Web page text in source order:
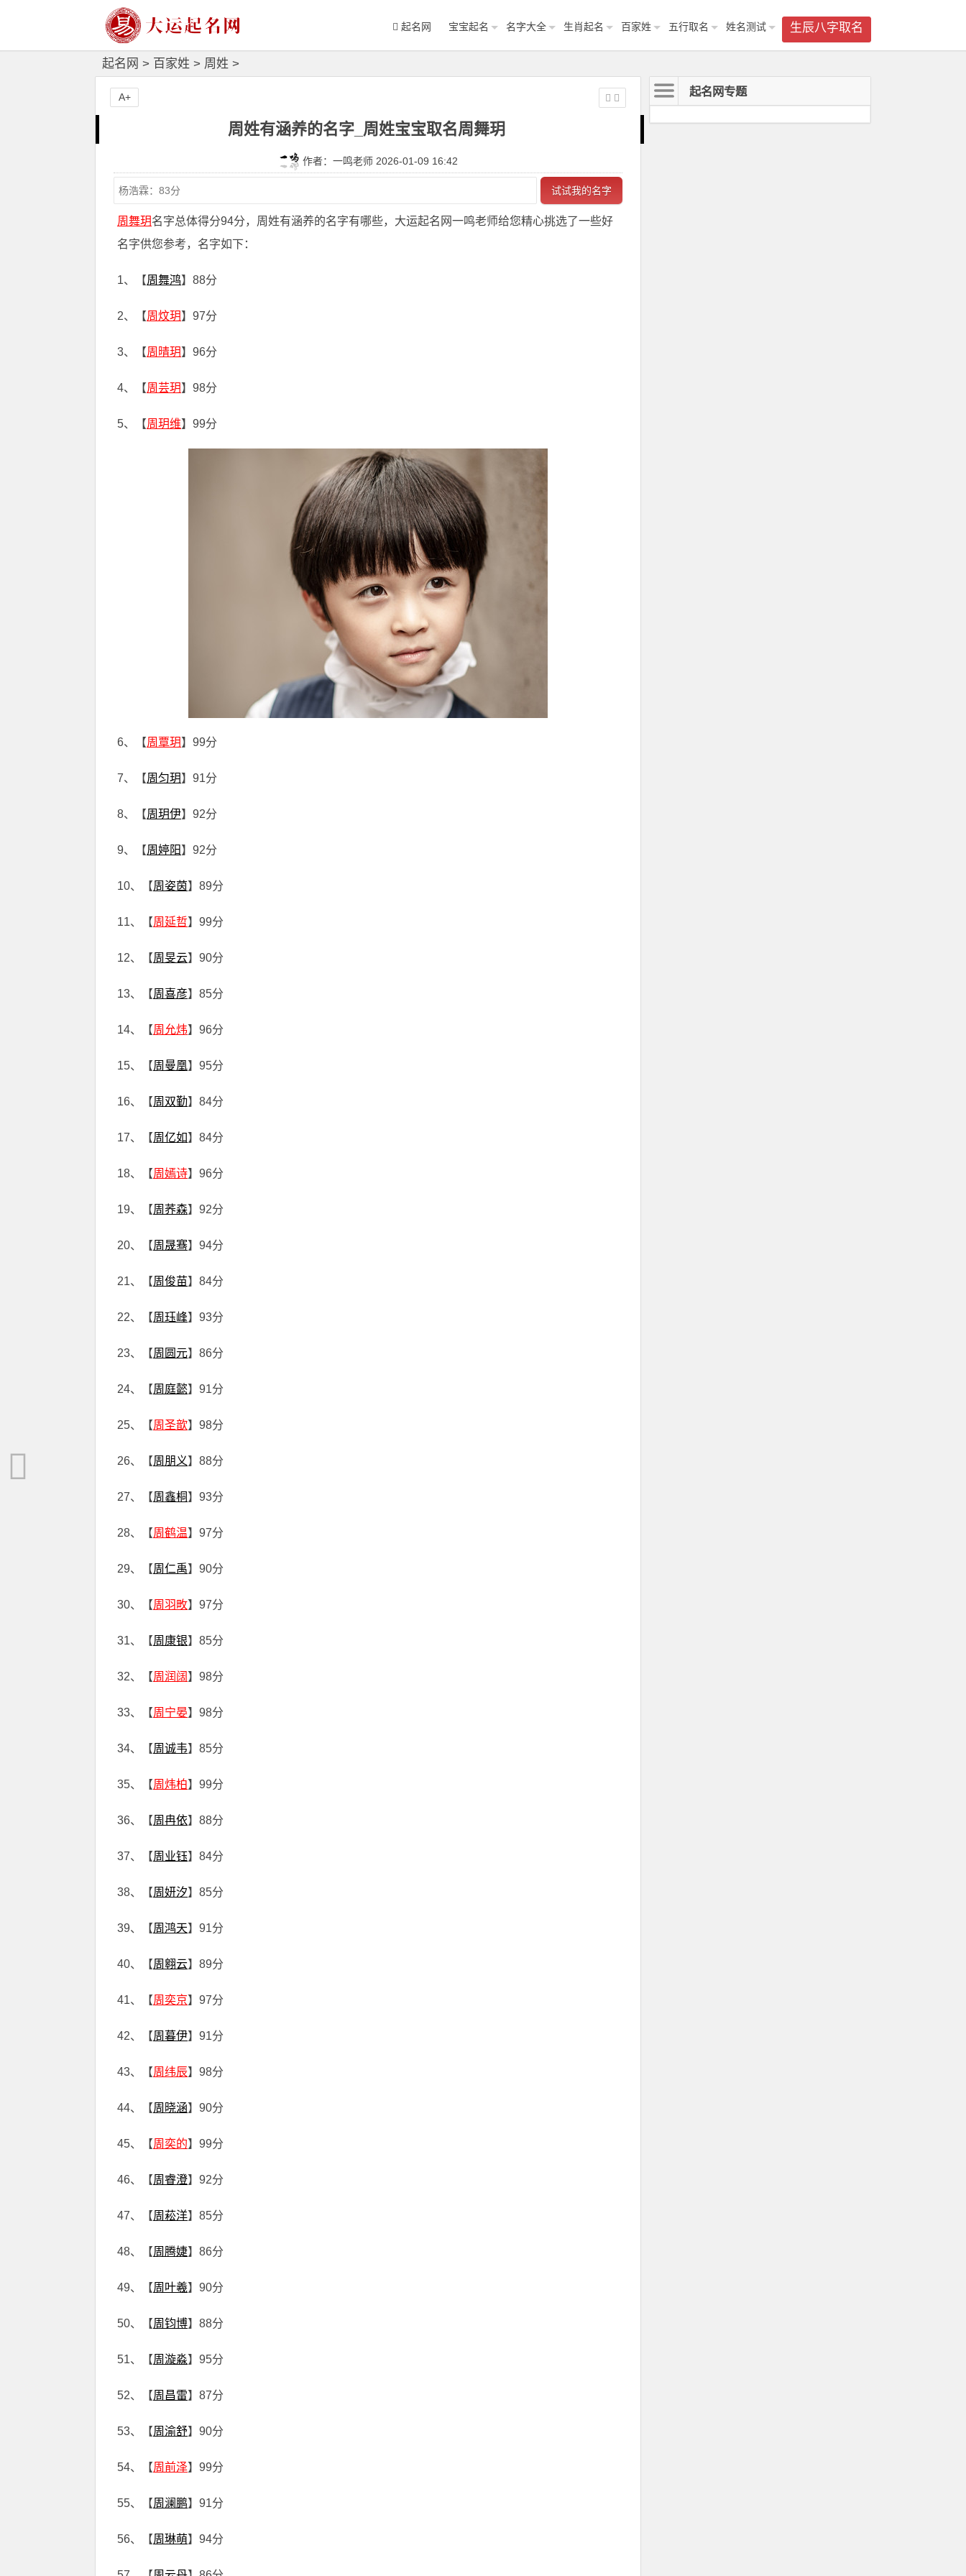
生辰八字取名
起名网 宝宝起名 名字大全 生肖起名 百家姓 五行取名 姓名测试
起名网 > 百家姓 > 周姓 >
周姓有涵养的名字_周姓宝宝取名周舞玥
作者：一鸣老师 2026-01-09 16:42
试试我的名字
周舞玥名字总体得分94分，周姓有涵养的名字有哪些，大运起名网一鸣老师给您精心挑选了一些好
名字供您参考，名字如下：
1、【周舞鸿】88分
2、【周炆玥】97分
3、【周晴玥】96分
4、【周芸玥】98分
5、【周玥维】99分
6、【周覃玥】99分
7、【周匀玥】91分
8、【周玥伊】92分
9、【周婷阳】92分
10、【周姿茵】89分
11、【周延哲】99分
12、【周旻云】90分
13、【周喜彦】85分
14、【周允炜】96分
15、【周曼凰】95分
16、【周双勤】84分
17、【周亿如】84分
18、【周嫣诗】96分
19、【周荞森】92分
20、【周晟骞】94分
21、【周俊苗】84分
22、【周珏峰】93分
23、【周圆元】86分
24、【周庭懿】91分
25、【周圣歆】98分
26、【周朋义】88分
27、【周鑫桐 】93分
28、【周鹤温】97分
29、【周仁禹】90分
30、【周羽畋】97分
31、【周康银】85分
32、【周润阔 】98分
33、【周宁晏】98分
34、【周诚韦】85分
35、【周炜柏】99分
36、【周冉依】88分
37、【周业钰】84分
38、【周妍汐】85分
39、【周鸿天】91分
40、【周翱云】89分
41、【周奕京】97分
42、【周暮伊】91分
43、【周纬辰】98分
44、【周晓涵】90分
45、【周奕的】99分
46、【周睿澄】92分
47、【周菘洋】85分
48、【周腾婕】86分
49、【周叶羲】90分
50、【周钧博】88分
51、【周漩淼】95分
52、【周昌雷】87分
53、【周渝舒】90分
54、【周前泽】99分
55、【周澜鹏】91分
56、【周琳萌】94分
A+ 起名网专题